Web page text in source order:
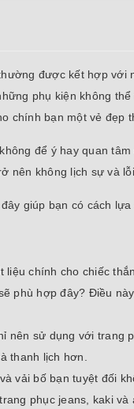
được kết hợp với
phụ kiện không
chính bạn một vẻ đẹp
để ý hay quan
nên không lịch sự và
giúp bạn có cách
liệu chính cho chiếc
phù hợp đây? Điều
nên sử dụng với
thanh lịch hơn.
vải bố bạn tuyệt đối
phục jeans, kaki